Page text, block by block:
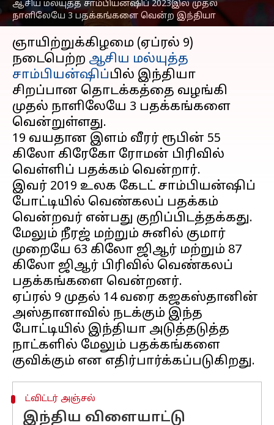
ஆசிய மல்யுத்த சாம்பியன்ஷிப் 2023இல் முதல்
நாளிலேயே 3 பதக்கங்களை வென்ற இந்தியா
செய்தி முன்னோட்டம்
ஞாயிற்றுக்கிழமை (ஏப்ரல் 9)
நடைபெற்ற ஆசிய மல்யுத்த
சாம்பியன்ஷிப்பில் இந்தியா
சிறப்பான தொடக்கத்தை வழங்கி
முதல் நாளிலேயே 3 பதக்கங்களை
வென்றுள்ளது.
19 வயதான இளம் வீரர் ரூபின் 55
கிலோ கிரேகோ ரோமன் பிரிவில்
வெள்ளிப் பதக்கம் வென்றார்.
இவர் 2019 உலக கேடட் சாம்பியன்ஷிப்
போட்டியில் வெண்கலப் பதக்கம்
வென்றவர் என்பது குறிப்பிடத்தக்கது.
மேலும் நீரஜ் மற்றும் சுனில் குமார்
முறையே 63 கிலோ ஜிஆர் மற்றும் 87
கிலோ ஜிஆர் பிரிவில் வெண்கலப்
பதக்கங்களை வென்றனர்.
ஏப்ரல் 9 முதல் 14 வரை கஜகஸ்தானின்
அஸ்தானாவில் நடக்கும் இந்த
போட்டியில் இந்தியா அடுத்தடுத்த
நாட்களில் மேலும் பதக்கங்களை
ட்விட்டர் அஞ்சல்
இந்திய விளையாட்டு